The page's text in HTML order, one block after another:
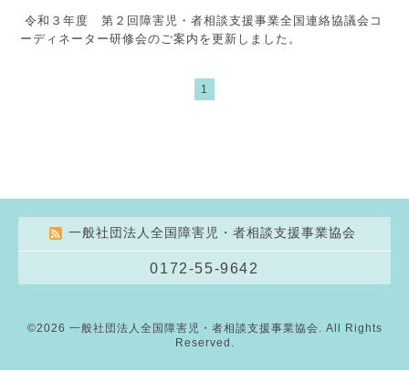
令和３年度 第２回障害児・者相談支援事業全国連絡協議会コ
ーディネーター研修会のご案内を更新しました。
1
一般社団法人全国障害児・者相談支援事業協会
0172-55-9642
©2026 一般社団法人全国障害児・者相談支援事業協会. All Rights
Reserved.